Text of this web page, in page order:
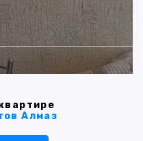
Алмаз